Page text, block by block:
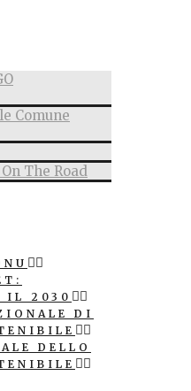
Comune
The Road
IL 2030
DI
DELLO